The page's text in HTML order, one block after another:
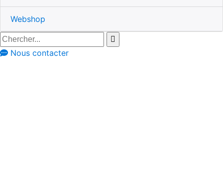
Webshop
Nous contacter